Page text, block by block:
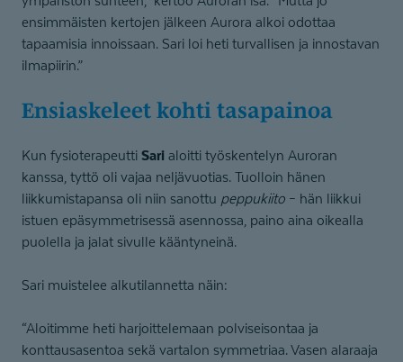
ensimmäisten kertojen jälkeen Aurora alkoi odottaa
tapaamisia innoissaan. Sari loi heti turvallisen ja innostavan
ilmapiirin.”
Ensiaskeleet kohti tasapainoa
Kun fysioterapeutti Sari aloitti työskentelyn Auroran
kanssa, tyttö oli vajaa neljävuotias. Tuolloin hänen
liikkumistapansa oli niin sanottu peppukiito – hän liikkui
istuen epäsymmetrisessä asennossa, paino aina oikealla
puolella ja jalat sivulle kääntyneinä.
Sari muistelee alkutilannetta näin:
“Aloitimme heti harjoittelemaan polviseisontaa ja
konttausasentoa sekä vartalon symmetriaa. Vasen alaraaja